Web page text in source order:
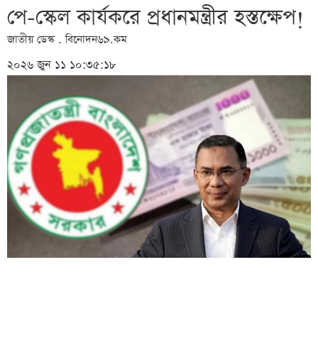
পে-স্কেল কার্যকরে প্রধানমন্ত্রীর হস্তক্ষেপ!
জাতীয় ডেস্ক . বিনোদন৬৯.কম
২০২৬ জুন ১১ ১০:৩৫:১৮